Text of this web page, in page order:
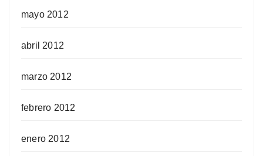
mayo 2012
abril 2012
marzo 2012
febrero 2012
enero 2012